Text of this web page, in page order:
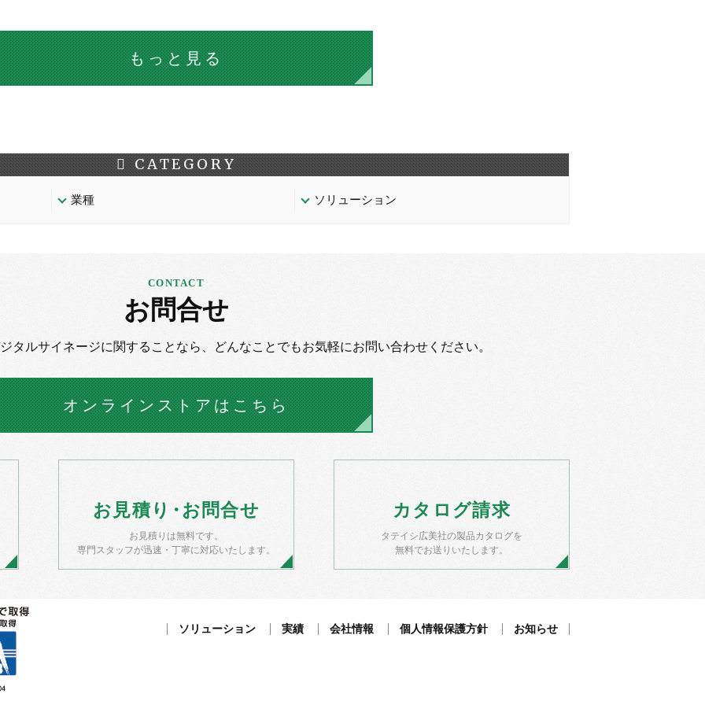
もっと見る
CATEGORY
業種 ソリューション
お問合せ
タルサイネージに関することなら、 どんなことでもお気軽にお問い合わせください。
オンラインストアはこちら
お 見積り・ お 問合せ
お見積りは無料です。
専門スタッフが迅速・丁寧に対応いたします。
カタログ請求
タテイシ広美社の製品カタログを
無料でお送りいたします。
ソリューション 実績 会社情報 個人情報保護方針 お知らせ